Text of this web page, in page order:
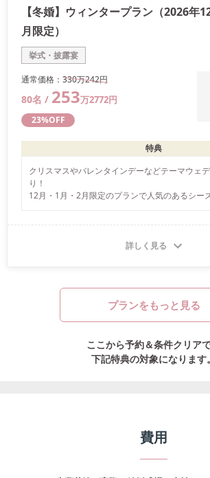
【冬婚】ウィンタープラン（2026年
月限定）
挙式・披露宴
通常価格： 330万242円
80名 / 253万2772円
23%OFF
特典
クリスマスやバレンタインデーなどテーマウェ
り！
12月・1月・2月限定のプランで人気のあるシー
詳しく見る
プランをもっと見る
ここから予約＆条件クリアで
下記特典の対象になります。
費用